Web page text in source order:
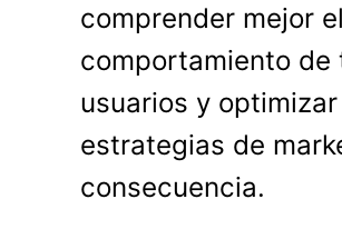
comprender mejor el
comportamiento de
usuarios y
estrategias de
consecuencia.